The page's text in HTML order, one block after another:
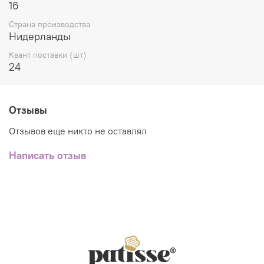
16
Страна производства
Нидерланды
Квант поставки (шт)
24
Отзывы
Отзывов еще никто не оставлял
Написать отзыв